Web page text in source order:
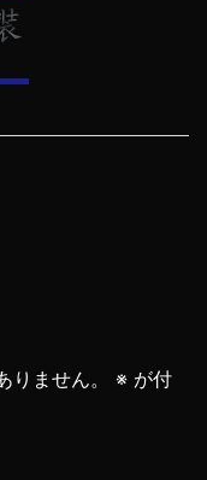
ません。 ※ が付